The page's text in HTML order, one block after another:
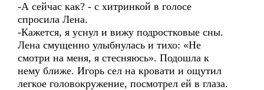
-А сейчас как? - с хитринкой в голосе
спросила Лена.
-Кажется, я уснул и вижу подростковые сны.
Лена смущенно улыбнулась и тихо: «Не
смотри на меня, я стесняюсь». Подошла к
нему ближе. Игорь сел на кровати и ощутил
легкое головокружение, посмотрел ей в глаза.